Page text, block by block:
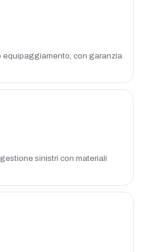
equipaggiamento, con garanzia
sinistri con materiali